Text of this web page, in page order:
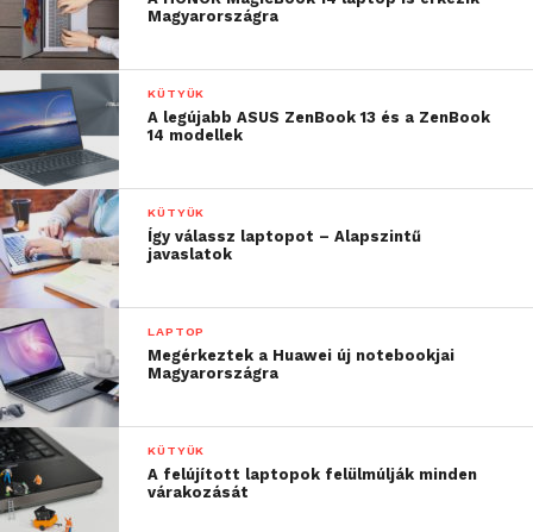
Magyarországra
KÜTYÜK
A legújabb ASUS ZenBook 13 és a ZenBook
14 modellek
KÜTYÜK
Így válassz laptopot – Alapszintű
javaslatok
LAPTOP
Megérkeztek a Huawei új notebookjai
Magyarországra
KÜTYÜK
A felújított laptopok felülmúlják minden
várakozását